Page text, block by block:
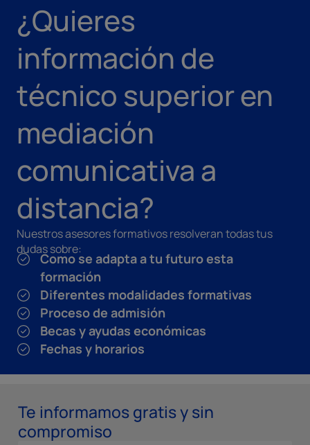
¿Quieres
información de
técnico superior en
mediación
comunicativa a
distancia?
Nuestros asesores formativos resolveran todas tus
dudas sobre:
Como se adapta a tu futuro esta
formación
Diferentes modalidades formativas
Proceso de admisión
Becas y ayudas económicas
Fechas y horarios
Te informamos gratis y sin
compromiso